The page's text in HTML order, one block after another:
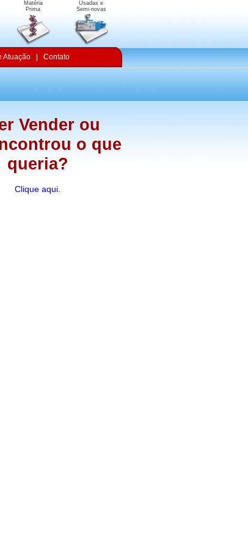
Matéria
Prima
Usadas e
Semi-novas
Atuação Contato
Vender ou
o que
queria?
Clique aqui.